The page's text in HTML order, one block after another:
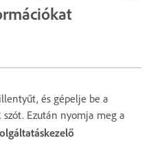
és gépelje be a
szót. Ezután nyomja meg a